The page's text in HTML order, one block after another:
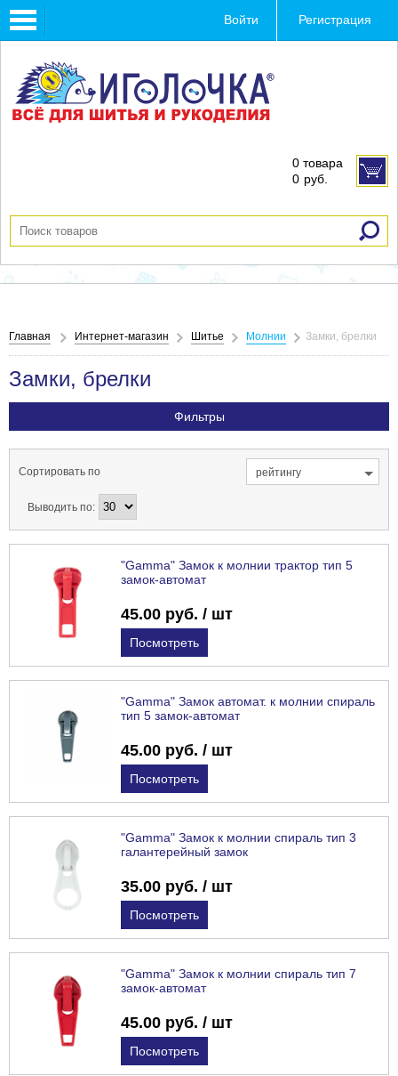
Toggle
navigation
Войти Регистрация
0 товара
0 руб.
Главная Интернет-магазин Шитье Молнии Замки, брелки
Замки, брелки
Фильтры
Сортировать по рейтингу
Выводить по:
"Gamma" Замок к молнии трактор тип 5
замок-автомат
45.00 руб. / шт
Посмотреть
"Gamma" Замок автомат. к молнии спираль
тип 5 замок-автомат
45.00 руб. / шт
Посмотреть
"Gamma" Замок к молнии спираль тип 3
галантерейный замок
35.00 руб. / шт
Посмотреть
"Gamma" Замок к молнии спираль тип 7
замок-автомат
45.00 руб. / шт
Посмотреть